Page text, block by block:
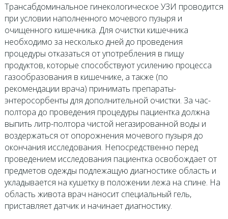
Трансабдоминальное гинекологическое УЗИ проводится
при условии наполненного мочевого пузыря и
очищенного кишечника. Для очистки кишечника
необходимо за несколько дней до проведения
процедуры отказаться от употребления в пищу
продуктов, которые способствуют усилению процесса
газообразования в кишечнике, а также (по
рекомендации врача) принимать препараты-
энтеросорбенты для дополнительной очистки. За час-
полтора до проведения процедуры пациентка должна
выпить литр-полтора чистой негазированной воды и
воздержаться от опорожнения мочевого пузыря до
окончания исследования. Непосредственно перед
проведением исследования пациентка освобождает от
предметов одежды подлежащую диагностике область и
укладывается на кушетку в положении лежа на спине. На
область живота врач наносит специальный гель,
приставляет датчик и начинает диагностику.